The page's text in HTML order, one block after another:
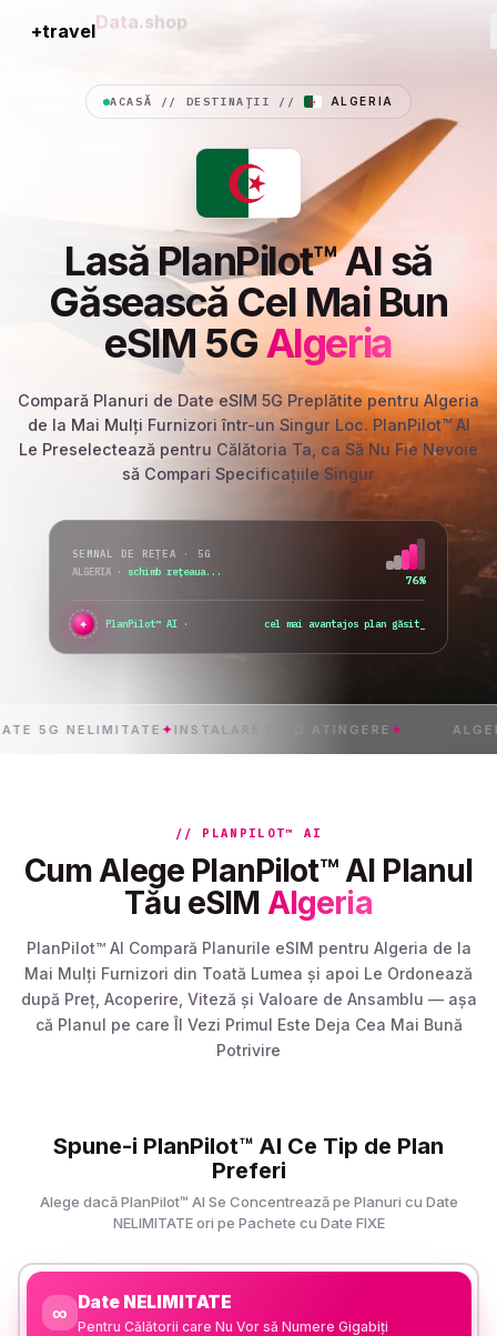
+travelConnection
ACASĂ // DESTINAȚII // ALGERIA
Lasă PlanPilot™ AI să
Găsească Cel Mai Bun
eSIM 5GAlgeria
Compară Planuri de Date eSIM 5G Preplătite pentru Algeria
de la Mai Mulți Furnizori într-un Singur Loc. PlanPilot™ AI
Le Preselectează pentru Călătoria Ta, ca Să Nu Fie Nevoie
să Compari Specificațiile Singur
SEMNAL DE REȚEA · 5G
ALGERIA · schimb rețeaua...
76%
✦ PlanPilot™ AI · verific activarea imedia
NELIMITATE ✦INSTALARE CU O ATINGERE✦ ALGERIA ✦
// PLANPILOT™ AI
Cum Alege PlanPilot™ AI Planul
Tău eSIM Algeria
PlanPilot™ AI Compară Planurile eSIM pentru Algeria de la
Mai Mulți Furnizori din Toată Lumea și apoi Le Ordonează
după Preț, Acoperire, Viteză și Valoare de Ansamblu — așa
că Planul pe care Îl Vezi Primul Este Deja Cea Mai Bună
Potrivire
Spune-i PlanPilot™ AI Ce Tip de Plan
Preferi
Alege dacă PlanPilot™ AI Se Concentrează pe Planuri cu Date
NELIMITATE ori pe Pachete cu Date FIXE
∞ Date NELIMITATE
Pentru Călătorii care Nu Vor să Numere Gigabiți